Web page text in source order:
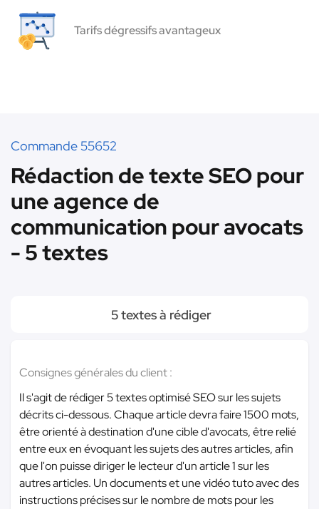
Tarifs dégressifs avantageux
Commande 55652
Rédaction de texte SEO pour
une agence de
communication pour avocats
- 5 textes
5 textes à rédiger
Consignes générales du client :
Il s'agit de rédiger 5 textes optimisé SEO sur les sujets
décrits ci-dessous. Chaque article devra faire 1500 mots,
être orienté à destination d'une cible d'avocats, être relié
entre eux en évoquant les sujets des autres articles, afin
que l'on puisse diriger le lecteur d'un article 1 sur les
autres articles. Un documents et une vidéo tuto avec des
instructions précises sur le nombre de mots pour les